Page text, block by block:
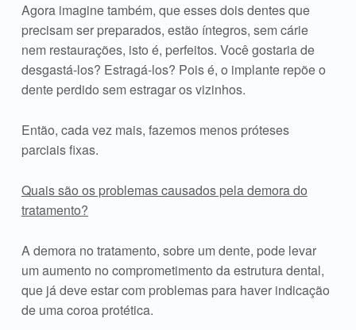
Agora imagine também, que esses dois dentes que
precisam ser preparados, estão íntegros, sem cárie
nem restaurações, isto é, perfeitos. Você gostaria de
desgastá-los? Estragá-los? Pois é, o implante repõe o
dente perdido sem estragar os vizinhos.
Então, cada vez mais, fazemos menos próteses
parciais fixas.
Quais são os problemas causados pela demora do
tratamento?
A demora no tratamento, sobre um dente, pode levar
um aumento no comprometimento da estrutura dental,
que já deve estar com problemas para haver indicação
de uma coroa protética.